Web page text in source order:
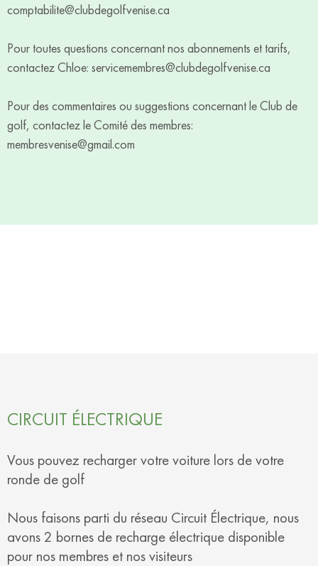
comptabilite@clubdegolfvenise.ca
Pour toutes questions concernant nos abonnements et tarifs,
contactez Chloe: servicemembres@clubdegolfvenise.ca
Pour des commentaires ou suggestions concernant le Club de
golf, contactez le Comité des membres:
membresvenise@gmail.com
CIRCUIT ÉLECTRIQUE
Vous pouvez recharger votre voiture lors de votre
ronde de golf
Nous faisons parti du réseau Circuit Électrique, nous
avons 2 bornes de recharge électrique disponible
pour nos membres et nos visiteurs